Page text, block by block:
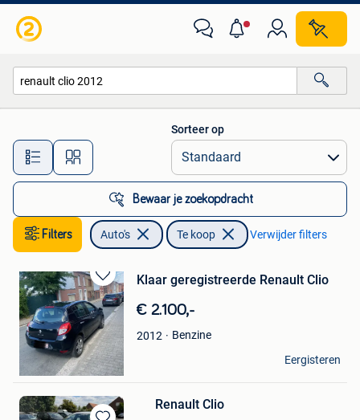
Alle afstanden…
Sorteer op
Bewaar je zoekopdracht
Filters Auto's Te koop Verwijder filters
Bewaren
in
Mijn
Favorieten
Klaar geregistreerde Renault Clio
€ 2.100,-
2012
Benzine
MEGHOU
Seraing
Eergisteren
Renault Clio